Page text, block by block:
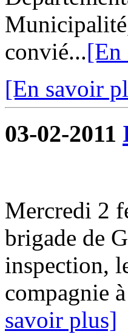
convié...[En
[En savoir
03-02-2011
Mercredi 2
brigade de
inspection,
compagnie
savoir plus]